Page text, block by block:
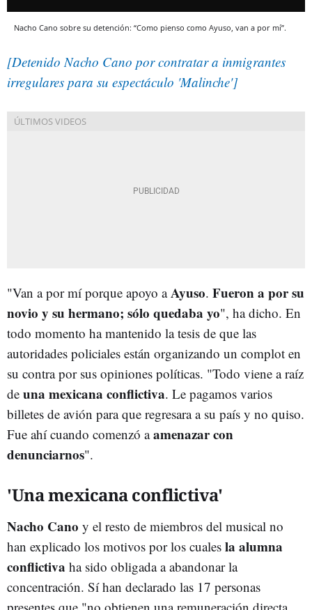
Nacho Cano sobre su detención: “Como pienso como Ayuso, van a por mí”.
[Detenido Nacho Cano por contratar a inmigrantes
irregulares para su espectáculo 'Malinche']
"Van a por mí porque apoyo aAyuso. Fueron a por su
novio y su hermano; sólo quedaba yo", ha dicho. En
todo momento ha mantenido la tesis de que las
autoridades policiales están organizando un complot en
su contra por sus opiniones políticas. "Todo viene a raíz
de una mexicana conflictiva. Le pagamos varios
billetes de avión para que regresara a su país y no quiso.
Fue ahí cuando comenzó aamenazarcon
denunciarnos".
'Una mexicana conflictiva'
Nacho Cano y el resto de miembros del musical no
han explicado los motivos por los cuales la alumna
conflictiva ha sido obligada a abandonar la
concentración. Sí han declarado las 17 personas